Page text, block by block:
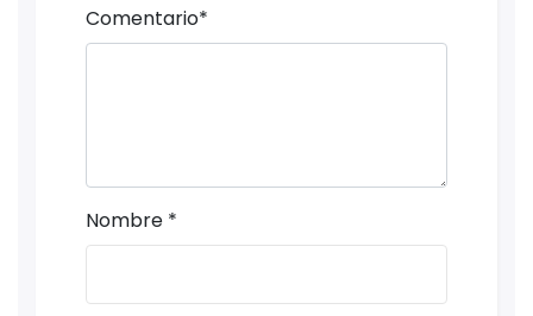
Comentario*
Nombre *